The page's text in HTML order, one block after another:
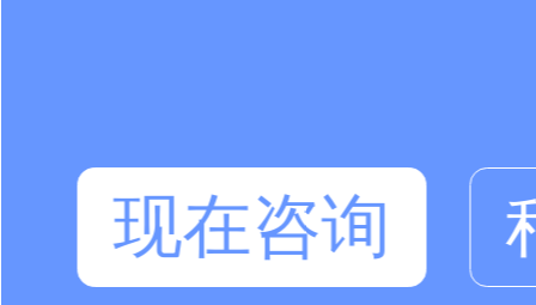
现在咨询